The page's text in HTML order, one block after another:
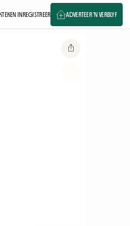
TEKEN INREGISTREER ADVERTEER 'N VERBLYF